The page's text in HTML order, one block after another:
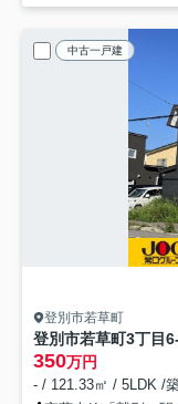
中古一戸建
登別市若草町
登別市若草町3丁目
350万円
- / 121.33㎡ / 5LDK /